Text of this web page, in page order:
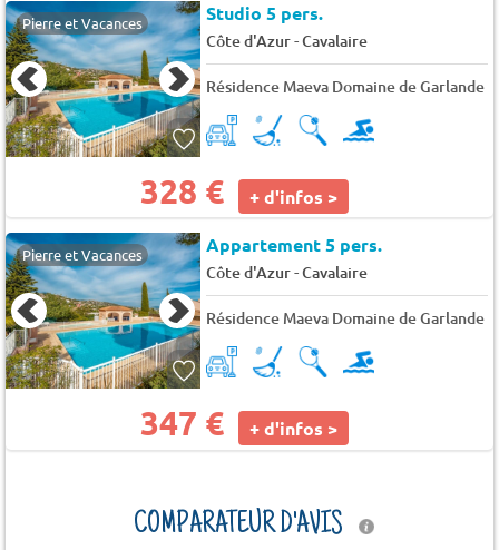
Pierre et Vacances Studio 5 pers.
Côte d'Azur-Cavalaire
Résidence Maeva Domaine de Garlande
328 € + d'infos >
Pierre et Vacances Appartement 5 pers.
Côte d'Azur-Cavalaire
Résidence Maeva Domaine de Garlande
347 € + d'infos >
COMPARATEUR D'AVIS